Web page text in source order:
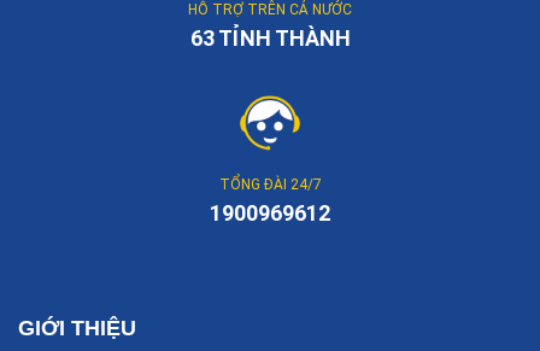
HỖ TRỢ TRÊN CẢ NƯỚC
63 TỈNH THÀNH
TỔNG ĐÀI 24/7
1900969612
GIỚI THIỆU